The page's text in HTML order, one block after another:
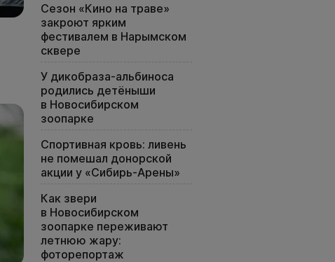
Сезон «Кино на траве»
закроют ярким
фестивалем в Нарымском
сквере
У дикобраза-альбиноса
родились детёныши
в Новосибирском
зоопарке
Спортивная кровь: ливень
не помешал донорской
акции у «Сибирь-Арены»
Как звери
в Новосибирском
зоопарке переживают
летнюю жару:
фоторепортаж